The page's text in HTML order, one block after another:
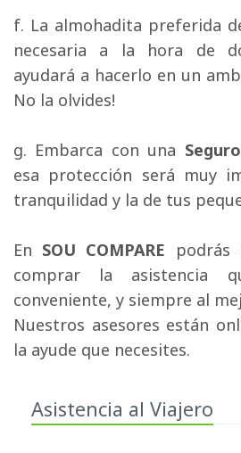
f. La almohadita preferida
necesaria a la hora de
ayudará a hacerlo en un
No la olvides!
g. Embarca con una
esa protección será muy
tranquilidad y la de tus
En SOU COMPARE podrás
comprar la asistencia
conveniente, y siempre al
Nuestros asesores están
la ayude que necesites.
Asistencia al Viajero